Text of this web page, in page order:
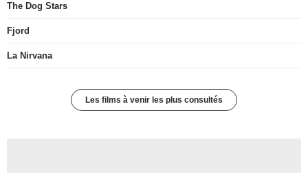
The Dog Stars
Fjord
La Nirvana
Les films à venir les plus consultés